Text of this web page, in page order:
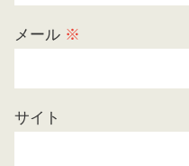
メール ※
サイト